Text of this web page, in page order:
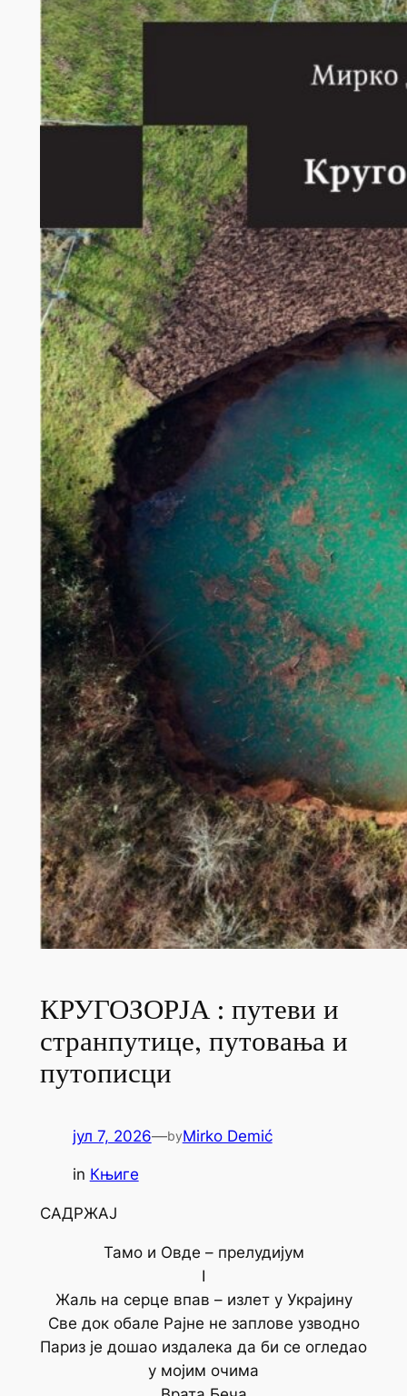
КРУГОЗОРЈА : путеви и
странпутице, путовања и
путописци
јул 7, 2026—byMirko Demić
in Књиге
САДРЖАЈ
Тамо и Овде – прелудијум
I
Жаль на серце впав – излет у Украјину
Све док обале Рајне не заплове узводно
Париз је дошао издалека да би се огледао
у мојим очима